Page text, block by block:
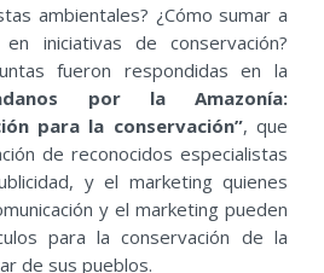
ambientales? ¿Cómo sumar a
iniciativas de conservación?
fueron respondidas en la
por la Amazonía:
para la conservación”, que
de reconocidos especialistas
y el marketing quienes
y el marketing pueden
para la conservación de la
de sus pueblos.